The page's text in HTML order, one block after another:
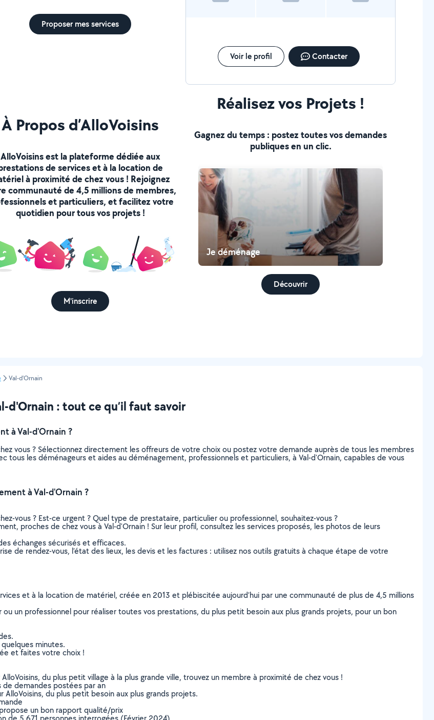
Proposer mes services
Voir le profil Contacter
À Propos d’AlloVoisins
AlloVoisins est la plateforme dédiée aux
de services et à la location de
à proximité de chez vous ! Rejoignez
communauté de 4,5 millions de membres,
et particuliers, et facilitez votre
quotidien pour tous vos projets !
M'inscrire
Réalisez vos Projets !
Gagnez du temps : postez toutes vos demandes
publiques en un clic.
Je déménage
Découvrir
Val-d'Ornain
d'Ornain : tout ce qu’il faut savoir
à Val-d'Ornain ?
vous ? Sélectionnez directement les offreurs de votre choix ou postez votre demande auprès de tous les membres
tous les déménageurs et aides au déménagement, professionnels et particuliers, à Val-d'Ornain, capables de vous
à Val-d'Ornain ?
vous ? Est-ce urgent ? Quel type de prestataire, particulier ou professionnel, souhaitez-vous ?
proches de chez vous à Val-d'Ornain ! Sur leur profil, consultez les services proposés, les photos de leurs
échanges sécurisés et efficaces.
de rendez-vous, l’état des lieux, les devis et les factures : utilisez nos outils gratuits à chaque étape de votre
et à la location de matériel, créée en 2013 et plébiscitée aujourd’hui par une communauté de plus de 4,5 millions
un professionnel pour réaliser toutes vos prestations, du plus petit besoin aux plus grands projets, pour un bon
minutes.
et faites votre choix !
du plus petit village à la plus grande ville, trouvez un membre à proximité de chez vous !
demandes postées par an
du plus petit besoin aux plus grands projets.
un bon rapport qualité/prix